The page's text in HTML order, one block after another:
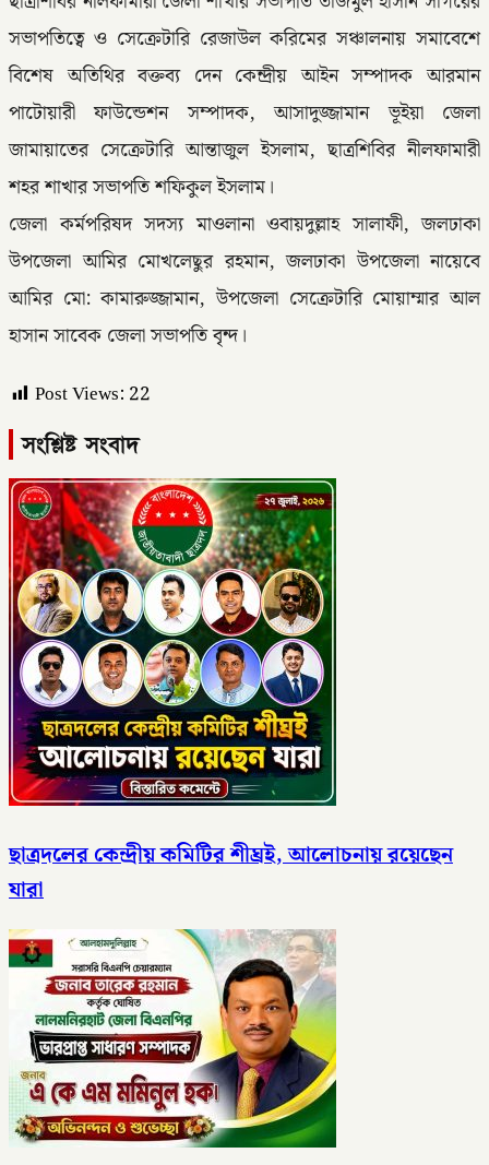
সভাপতিত্বে ও সেক্রেটারি রেজাউল করিমের সঞ্চালনায় সমাবেশে
বিশেষ অতিথির বক্তব্য দেন কেন্দ্রীয় আইন সম্পাদক আরমান
পাটোয়ারী ফাউন্ডেশন সম্পাদক, আসাদুজ্জামান ভূইয়া জেলা
জামায়াতের সেক্রেটারি আন্তাজুল ইসলাম, ছাত্রশিবির নীলফামারী
শহর শাখার সভাপতি শফিকুল ইসলাম।
জেলা কর্মপরিষদ সদস্য মাওলানা ওবায়দুল্লাহ সালাফী, জলঢাকা
উপজেলা আমির মোখলেছুর রহমান, জলঢাকা উপজেলা নায়েবে
আমির মো: কামারুজ্জামান, উপজেলা সেক্রেটারি মোয়াম্মার আল
হাসান সাবেক জেলা সভাপতি বৃন্দ।
Post Views: 22
সংশ্লিষ্ট সংবাদ
ছাত্রদলের কেন্দ্রীয় কমিটির শীঘ্রই, আলোচনায় রয়েছেন
যারা